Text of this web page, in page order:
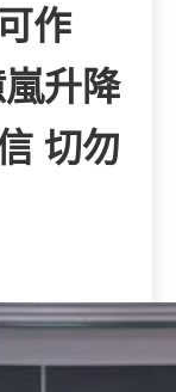
作
升降
切勿